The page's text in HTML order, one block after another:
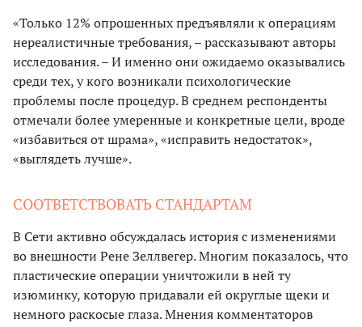
«Только 12% опрошенных предъявляли к операциям
нереалистичные требования, – рассказывают авторы
исследования. – И именно они ожидаемо оказывались
среди тех, у кого возникали психологические
проблемы после процедур. В среднем респонденты
отмечали более умеренные и конкретные цели, вроде
«избавиться от шрама», «исправить недостаток»,
«выглядеть лучше».
СООТВЕТСТВОВАТЬ СТАНДАРТАМ
В Сети активно обсуждалась история с изменениями
во внешности Рене Зеллвегер. Многим показалось, что
пластические операции уничтожили в ней ту
изюминку, которую придавали ей округлые щеки и
немного раскосые глаза. Мнения комментаторов